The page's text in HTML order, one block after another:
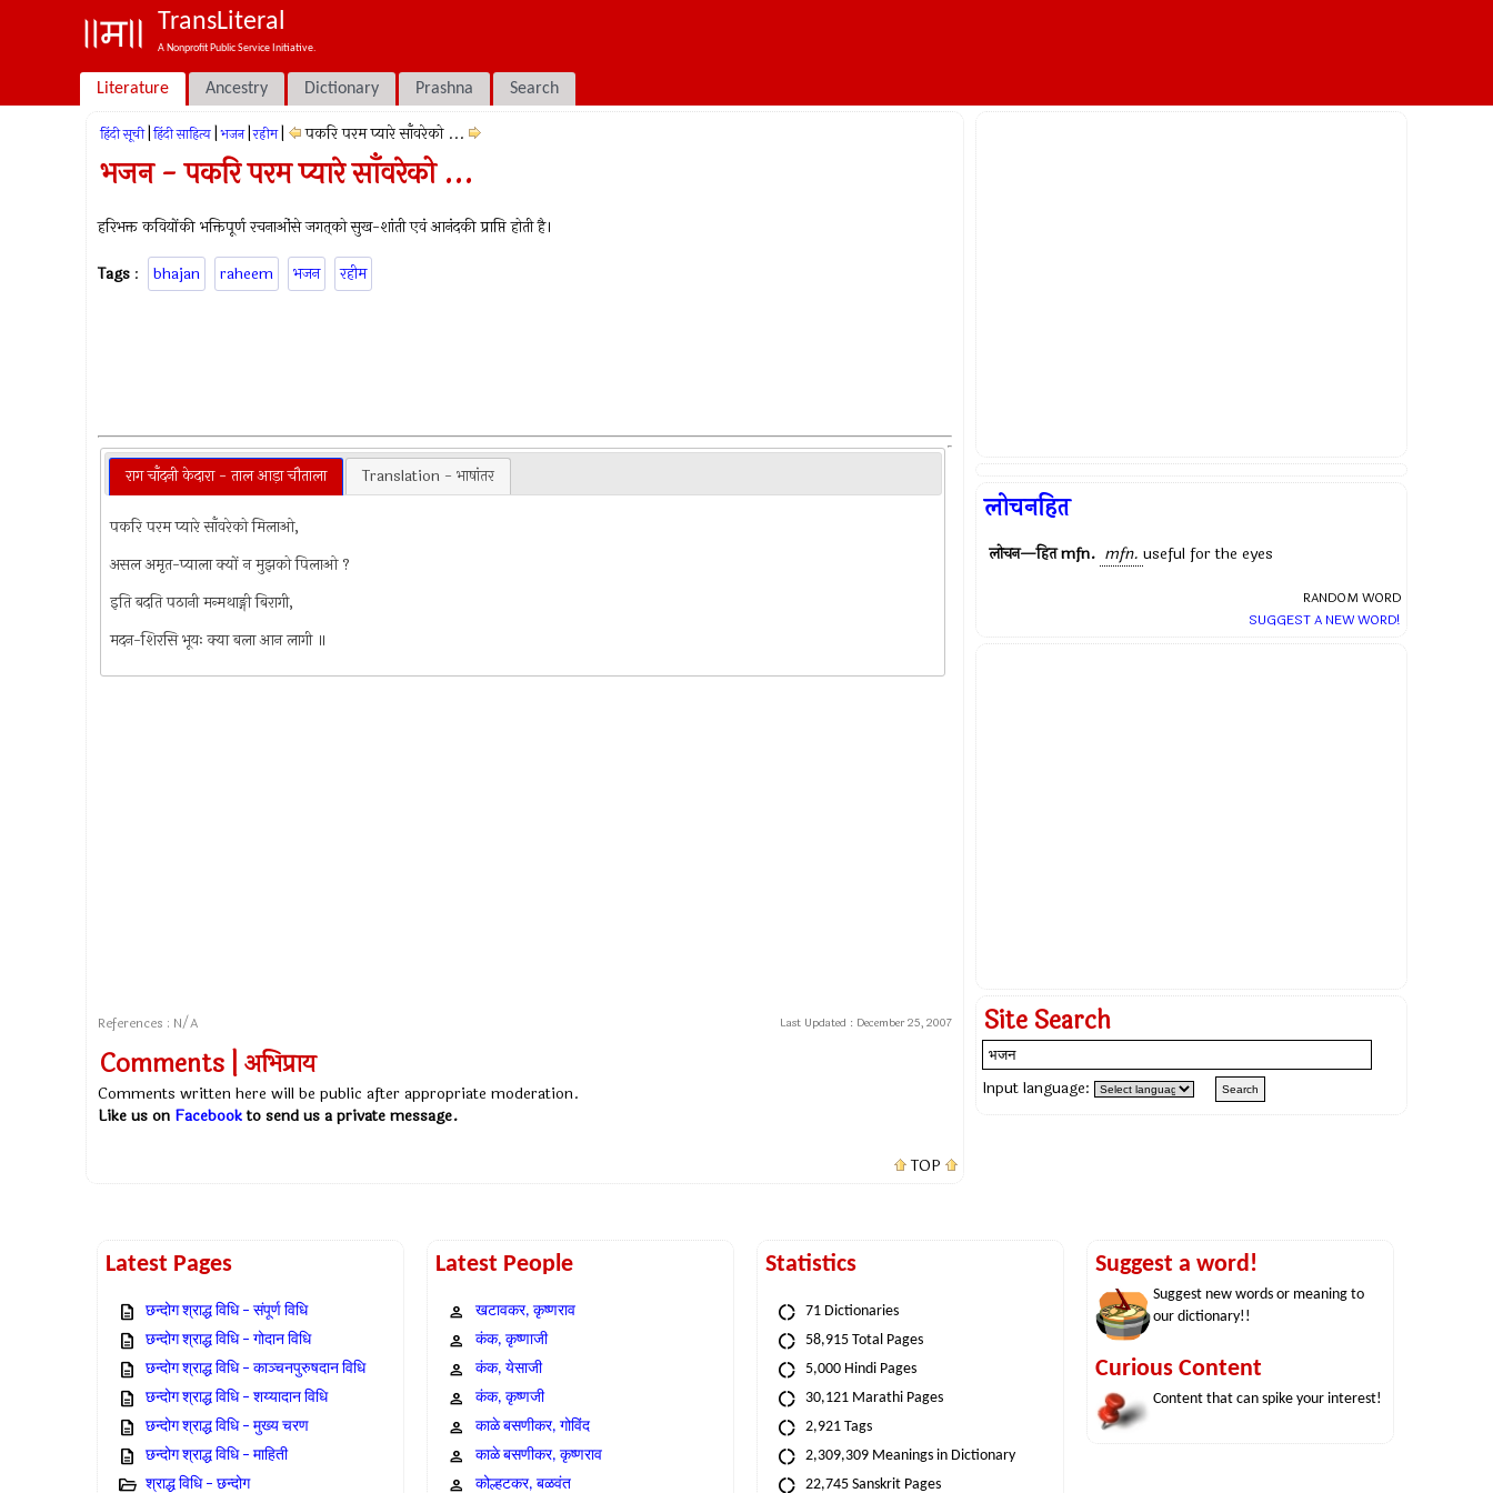
TransLiteral
A Nonprofit Public Service Initiative.
Literature Ancestry Dictionary Prashna Search
हिंदी सूची हिंदी साहित्य भजन रहीम पकरि परम प्यारे साँवरेको ...
भजन - पकरि परम प्यारे साँवरेको ...
हरिभक्त कवियोंकी भक्तिपूर्ण रचनाओंसे जगत्‌को सुख-शांती एवं आनंदकी प्राप्ति होती है।
Tags : bhajan raheem भजन रहीम
राग चाँदनी केदारा - ताल आड़ा चौताला Translation - भाषांतर
पकरि परम प्यारे साँवरेको मिलाओ,
असल अमृत-प्याला क्यों न मुझको पिलाओ ?
इति बदति पठानी मन्मथाङ्गी बिरागी,
मदन-शिरसि भूयः क्या बला आन लागी ॥
References : N/A Last Updated : December 25, 2007
Comments | अभिप्राय
Comments written here will be public after appropriate moderation.
Like us on Facebookto send us a private message.
TOP
लोचनहित
लोचन—हितmfn. mfn. useful for the eyes
RANDOM WORD
SUGGEST A NEW WORD!
Site Search
Input language:
Latest Pages
छन्दोग श्राद्ध विधि – संपूर्ण विधि
छन्दोग श्राद्ध विधि – गोदान विधि
छन्दोग श्राद्ध विधि – काञ्चनपुरुषदान विधि
छन्दोग श्राद्ध विधि – शय्यादान विधि
छन्दोग श्राद्ध विधि – मुख्य चरण
छन्दोग श्राद्ध विधि – माहिती
श्राद्ध विधि – छन्दोग
Latest People
खटावकर, कृष्णराव
कंक, कृष्णाजी
कंक, येसाजी
कंक, कृष्णजी
काळे बसणीकर, गोविंद
काळे बसणीकर, कृष्णराव
कोल्हटकर, बळवंत
Statistics
71 Dictionaries
58,915 Total Pages
5,000 Hindi Pages
30,121 Marathi Pages
2,921 Tags
2,309,309 Meanings in Dictionary
22,745 Sanskrit Pages
Suggest a word!
Suggest new words or meaning to
our dictionary!!
Curious Content
Content that can spike your interest!